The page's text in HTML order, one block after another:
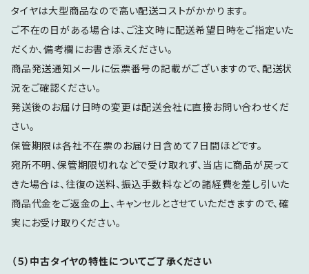
タイヤは大型商品なので高い配送コストがかかります。
ご不在の日がある場合は、ご注文時に配送希望日時をご指定いた
だくか、備考欄にお書き添えください。
商品発送通知メールに伝票番号の記載がございますので、配送状
況をご確認ください。
発送後のお届け日時の変更は配送会社に直接お問い合わせくだ
さい。
保管期限は各社不在票のお届け日含めて7日間ほどです。
宛所不明、保管期限切れなどで受け取れず、当店に商品が戻って
きた場合は、往復の送料、振込手数料などの諸経費を差し引いた
商品代金をご返金の上、キャンセルとさせていただきますので、確
実にお受け取りください。
（５）中古タイヤの特性についてご了承ください